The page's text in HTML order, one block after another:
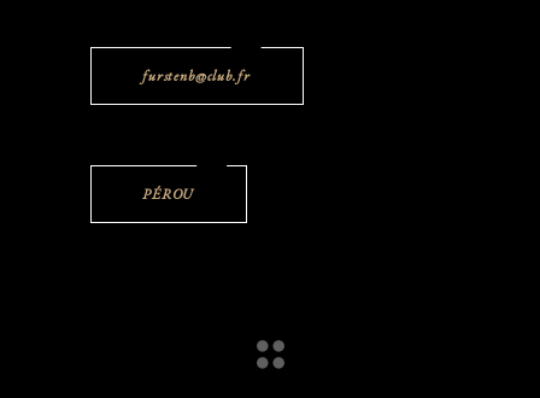
furstenb@club.fr
PÉROU